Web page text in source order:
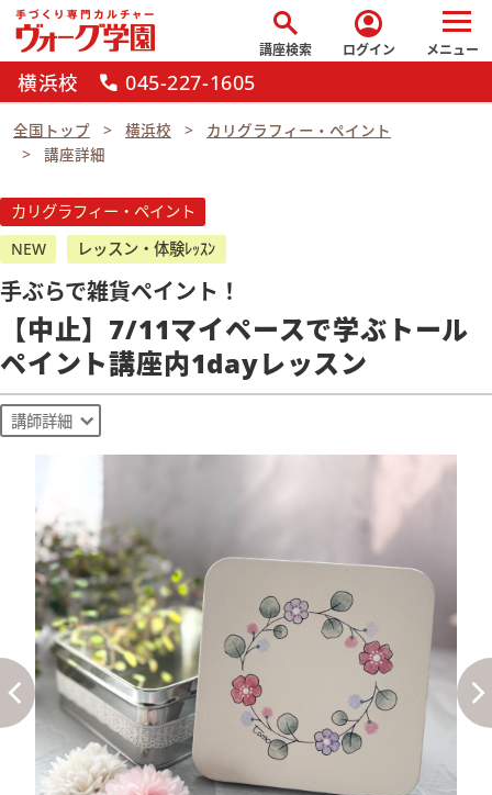
search
講座検索
account_circle
ログイン メニュー
横浜校 call 045-227-1605
全国トップ 横浜校
カリグラフィー・ペイント
講座詳細
カリグラフィー・ペイント
NEW
レッスン・体験ﾚｯｽﾝ
手ぶらで雑貨ペイント！
【中止】7/11マイペースで学ぶトール
ペイント講座内1dayレッスン
講師詳細